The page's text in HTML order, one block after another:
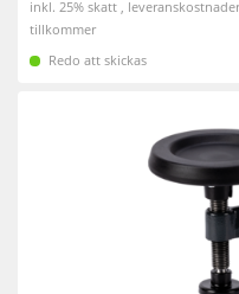
Brikettpress
Värmepressar &
Renluftsaggregat &
Borrmaskiner
inkl. 25% skatt ,
tillkommer
Redo att skickas